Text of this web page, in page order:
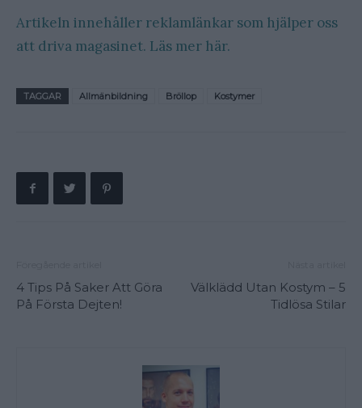
Artikeln innehåller reklamlänkar som hjälper oss
att driva magasinet. Läs mer här.
TAGGAR Allmänbildning Bröllop Kostymer
4 Tips På Saker Att Göra
På Första Dejten!
Välklädd Utan Kostym – 5
Tidlösa Stilar